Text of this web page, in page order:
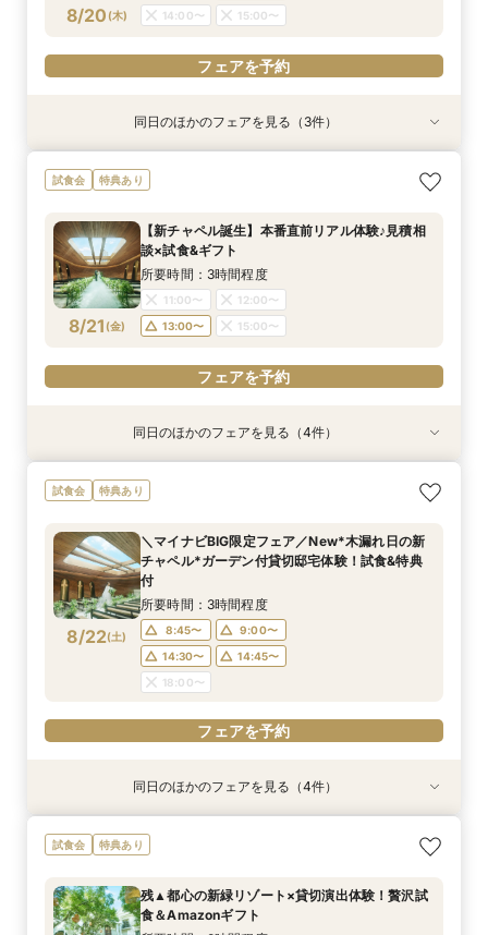
フェアを予約
フェアを予約
フェアを予約
フェアを予約
8/20 (木)
14:00〜
15:00〜
フェアを予約
特典あり
8/20(木)
≪大好評！ペットとの結婚式≫ペットも安心まる
ごと相談*特典付
11:00〜
14:00〜
15:00〜
フェアを予約
特典あり
8/20(木)
【ガーデン挙式希望の方】都心で叶う海外ウエ
ディング体感×試食
11:00〜
14:00〜
15:00〜
フェアを予約
特典あり
8/20(木)
初見学でも安心◎「即決なし」アップ額が少ない
新プラン×試食付
11:00〜
14:00〜
15:00〜
フェアを予約
同日のほかのフェアを見る（3件）
試食会 特典あり
8/21 (金)
【新チャペル誕生】本番直前リアル体験♪見積相
談×試食&ギフト
所要時間：3時間程度
11:00〜
12:00〜
13:00〜
15:00〜
フェアを予約
特典あり
8/21(金)
≪大好評！ペットとの結婚式≫ペットも安心まる
ごと相談*特典付
11:00〜
12:00〜
フェアを予約
特典あり
8/21(金)
【ガーデン挙式希望の方】都心で叶う海外ウエ
ディング体感×試食
11:00〜
12:00〜
フェアを予約
特典あり
8/21(金)
初見学でも安心◎「即決なし」アップ額が少ない
新プラン×試食付
11:00〜
12:00〜
フェアを予約
特典あり
8/21(金)
【料理ランクUP特典付】シェフ渾身和牛コース
試食×料理演出体験
11:00〜
12:00〜
フェアを予約
同日のほかのフェアを見る（4件）
試食会 特典あり
8/22(土)
＼マイナビBIG限定フェア／New*木漏れ日の新
チャペル*ガーデン付貸切邸宅体験！試食&特典
付
所要時間：3時間程度
8:45〜
9:00〜
14:30〜
14:45〜
18:00〜
フェアを予約
特典あり 動画あり
【ガーデン挙式希望の方】都心で叶う海外ウエ
ディング体感×試食
8:45〜
9:00〜
特典あり
初見学でも安心◎「即決なし」アップ額が少ない
新プラン×試食付
8:45〜
9:00〜
特典あり
【料理ランクUP特典付】シェフ渾身和牛コース
試食×料理演出体験
8:45〜
9:00〜
特典あり
≪大好評！ペットとの結婚式≫ペットも安心まる
ごと相談*特典付
8:45〜
9:00〜
同日のほかのフェアを見る（4件）
試食会 特典あり
残▲都心の新緑リゾート×貸切演出体験！贅沢試
食＆Amazonギフト